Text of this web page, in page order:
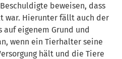
beweisen, dass
war. Hierunter fällt auch der
auf eigenem Grund und
wenn ein Tierhalter seine
hält und die Tiere